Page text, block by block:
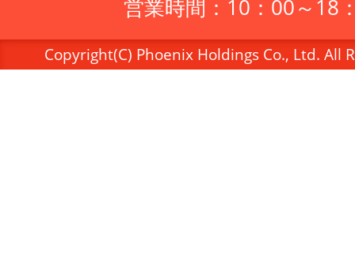
営業時間：10：00～18
Copyright(C) Phoenix Holdings Co., Ltd. All